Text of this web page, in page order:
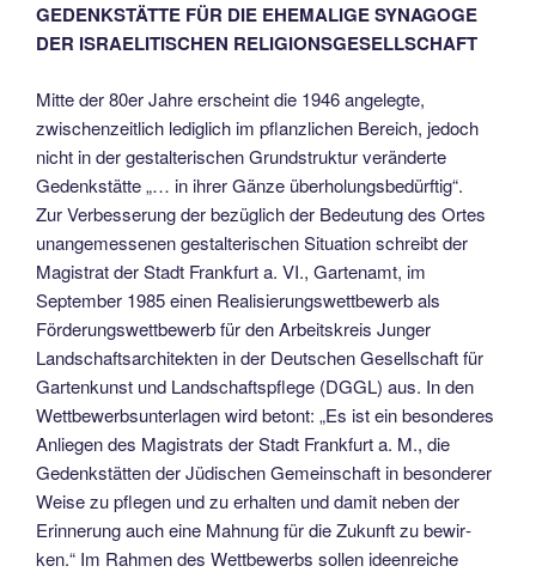
GEDENKSTÄTTE FÜR DIE EHEMALIGE SYNAGOGE
DER ISRAELITISCHEN RELIGIONSGESELLSCHAFT
Mitte der 80er Jahre erscheint die 1946 angelegte,
zwischenzeitlich lediglich im pflanzlichen Bereich, je­doch
nicht in der gestalterischen Grundstruktur veränderte
Gedenk­stätte „… in ihrer Gänze überholungs­bedürftig“.
Zur Verbesserung der bezüglich der Bedeutung des Ortes
unange­messenen gestalterischen Situation schreibt der
Magistrat der Stadt Frank­furt a. VI., Gartenamt, im
September 1985 einen Realisierungswettbewerb als
Förderungswettbewerb für den Arbeitskreis Junger
Landschaftsarchitek­ten in der Deutschen Gesellschaft für
Gartenkunst und Landschaftspflege (DGGL) aus. In den
Wettbewerbsunter­lagen wird betont: „Es ist ein besonde­res
Anliegen des Magistrats der Stadt Frankfurt a. M., die
Gedenkstätten der Jüdischen Gemeinschaft in besonderer
Weise zu pflegen und zu erhalten und damit neben der
Erinnerung auch eine Mahnung für die Zukunft zu bewir­
ken.“ Im Rahmen des Wettbewerbs sollen ideenreiche